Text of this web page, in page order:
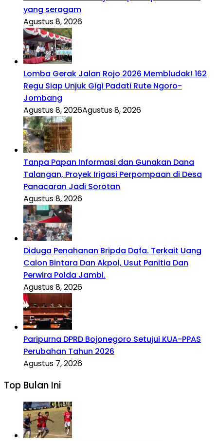
yang seragam
Agustus 8, 2026
Lomba Gerak Jalan Rojo 2026 Membludak! 162
Regu Siap Unjuk Gigi Padati Rute Ngoro-
Jombang
Agustus 8, 2026Agustus 8, 2026
Tanpa Papan Informasi dan Gunakan Dana
Talangan, Proyek Irigasi Perpompaan di Desa
Panacaran Jadi Sorotan
Agustus 8, 2026
Diduga Penahanan Bripda Dafa. Terkait Uang
Calon Bintara Dan Akpol, Usut Panitia Dan
Perwira Polda Jambi.
Agustus 8, 2026
Paripurna DPRD Bojonegoro Setujui KUA-PPAS
Perubahan Tahun 2026
Agustus 7, 2026
Top Bulan Ini